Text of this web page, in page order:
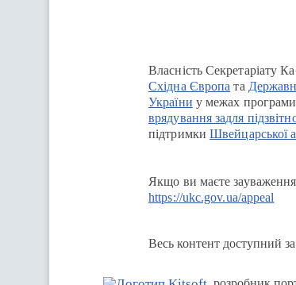
Власність Секретаріату
Східна Європа та
України у межах програми
врядування задля
підтримки Швейцарської
Якщо ви маєте
https://ukc.gov.ua/appeal
Весь контент доступний за